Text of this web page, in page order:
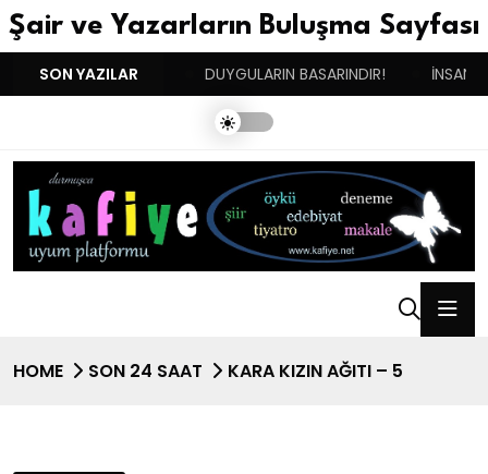
Şair ve Yazarların Buluşma Sayfası
SON YAZILAR
DOĞUM GÜNÜM! DUYGULARIN BASARINDIR!
HOME SON 24 SAAT KARA KIZIN AĞITI – 5